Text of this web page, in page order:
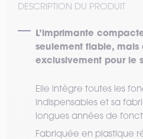
DESCRIPTION DU PRODUIT
L’imprimante
seulement fiable, mais
exclusivement pour le
Elle intègre toutes les
indispensables et sa
longues années de
Fabriquée en plastique